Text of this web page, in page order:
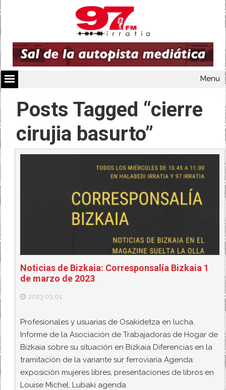
Menu
Posts Tagged “cierre
cirujia basurto”
Noticias de Bizkaia: Corresponsalía Bizkaia 1
de marzo de 2023
2023.03.01
Profesionales y usuarias de Osakidetza en lucha.
Informe de la Asociación de Trabajadoras de Hogar de
Bizkaia sobre su situación en Bizkaia Diferencias en la
tramitación de la variante sur ferroviaria Agenda:
exposición mujeres libres, presentaciones de libros en
Louise Michel, Lubaki agenda